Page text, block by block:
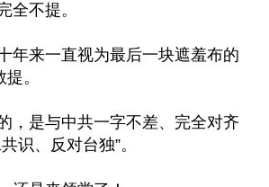
全不提。
年来一直视为最后一块遮羞布的
。
，是与中共一字不差、完全对齐
识、反对台独”。